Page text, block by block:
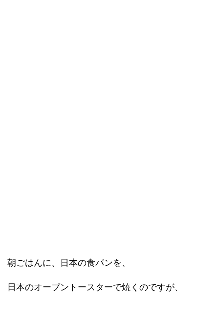
朝ごはんに、日本の食パンを、
日本のオーブントースターで焼くのですが、